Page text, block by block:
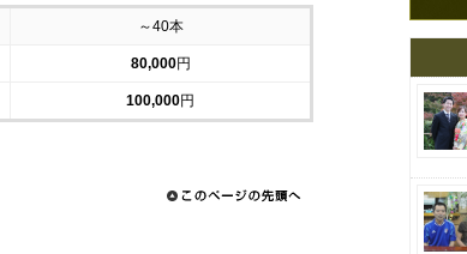
～40本
80,000円
100,000円